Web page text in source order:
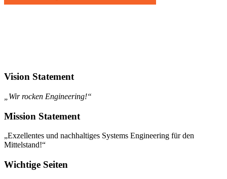
Vision Statement
„Wir rocken Engineering!“
Mission Statement
„Exzellentes und nachhaltiges Systems Engineering für den
Mittelstand!“
Wichtige Seiten